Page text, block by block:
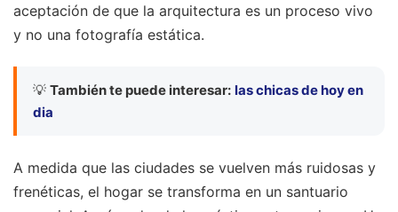
aceptación de que la arquitectura es un proceso vivo
y no una fotografía estática.
💡 También te puede interesar: las chicas de hoy en
dia
A medida que las ciudades se vuelven más ruidosas y
frenéticas, el hogar se transforma en un santuario